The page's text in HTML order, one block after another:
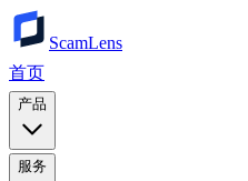
ScamLens
首页
产品
服务